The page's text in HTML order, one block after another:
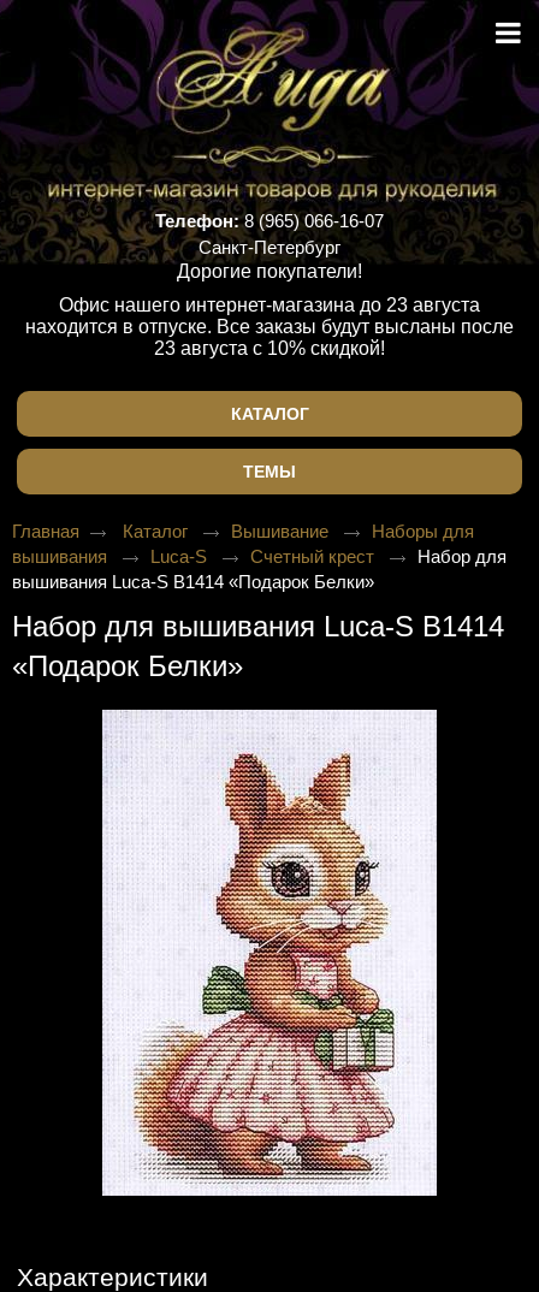
Телефон:8 (965) 066-16-07
Санкт-Петербург
Дорогие покупатели!
Офис нашего интернет-магазина до 23 августа
находится в отпуске. Все заказы будут высланы после
23 августа с 10% скидкой!
КАТАЛОГ
ТЕМЫ
Главная Каталог Вышивание
Наборы для
вышивания
Luca-S Счетный крест
Набор для
вышивания Luca-S B1414 «Подарок Белки»
Набор для вышивания Luca-S B1414
«Подарок Белки»
Характеристики